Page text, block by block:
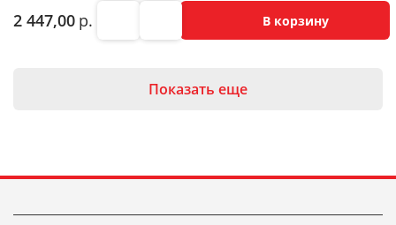
2 447,00 р. В корзину
Показать еще